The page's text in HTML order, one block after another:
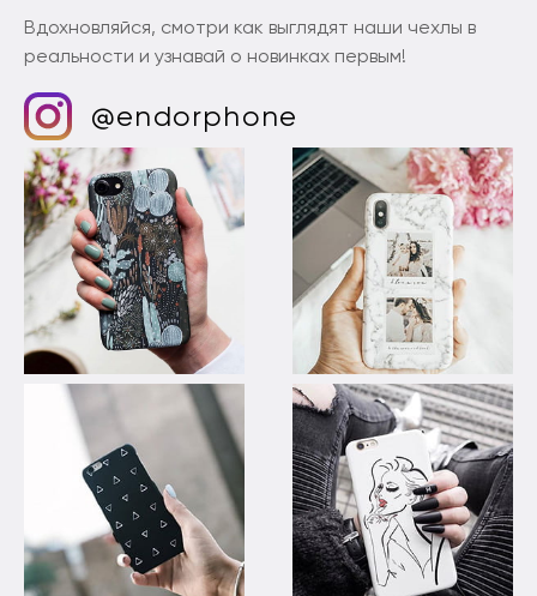
Вдохновляйся, смотри как выглядят наши чехлы в
реальности и узнавай о новинках первым!
@endorphone